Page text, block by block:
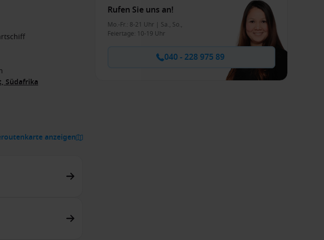
Südafrika
anzeigen
Rufen Sie uns an!
Mo.-Fr.: 8-21 Uhr | Sa., So.,
Feiertage: 10-19 Uhr
040 - 228 975 89